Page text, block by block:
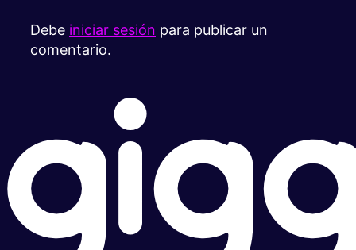
Debe iniciar sesión para publicar un
comentario.